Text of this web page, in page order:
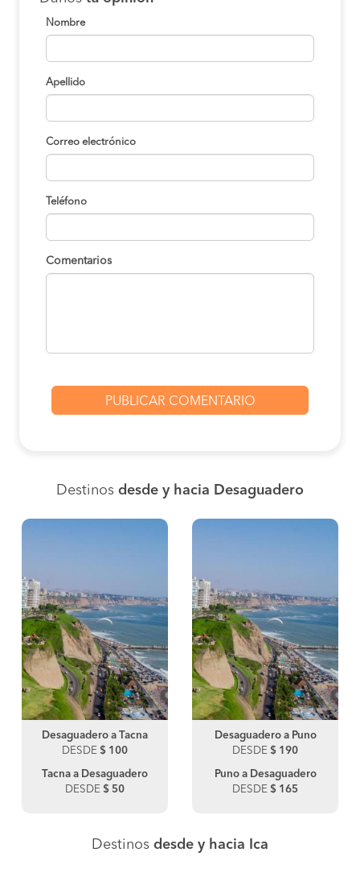
Nombre
Apellido
Correo electrónico
Teléfono
Comentarios
Destinos desde y hacia Desaguadero
Desaguadero a Tacna
DESDE $ 100
Tacna a Desaguadero
DESDE $ 50
Desaguadero a Puno
DESDE $ 190
Puno a Desaguadero
DESDE $ 165
Destinos desde y hacia Ica